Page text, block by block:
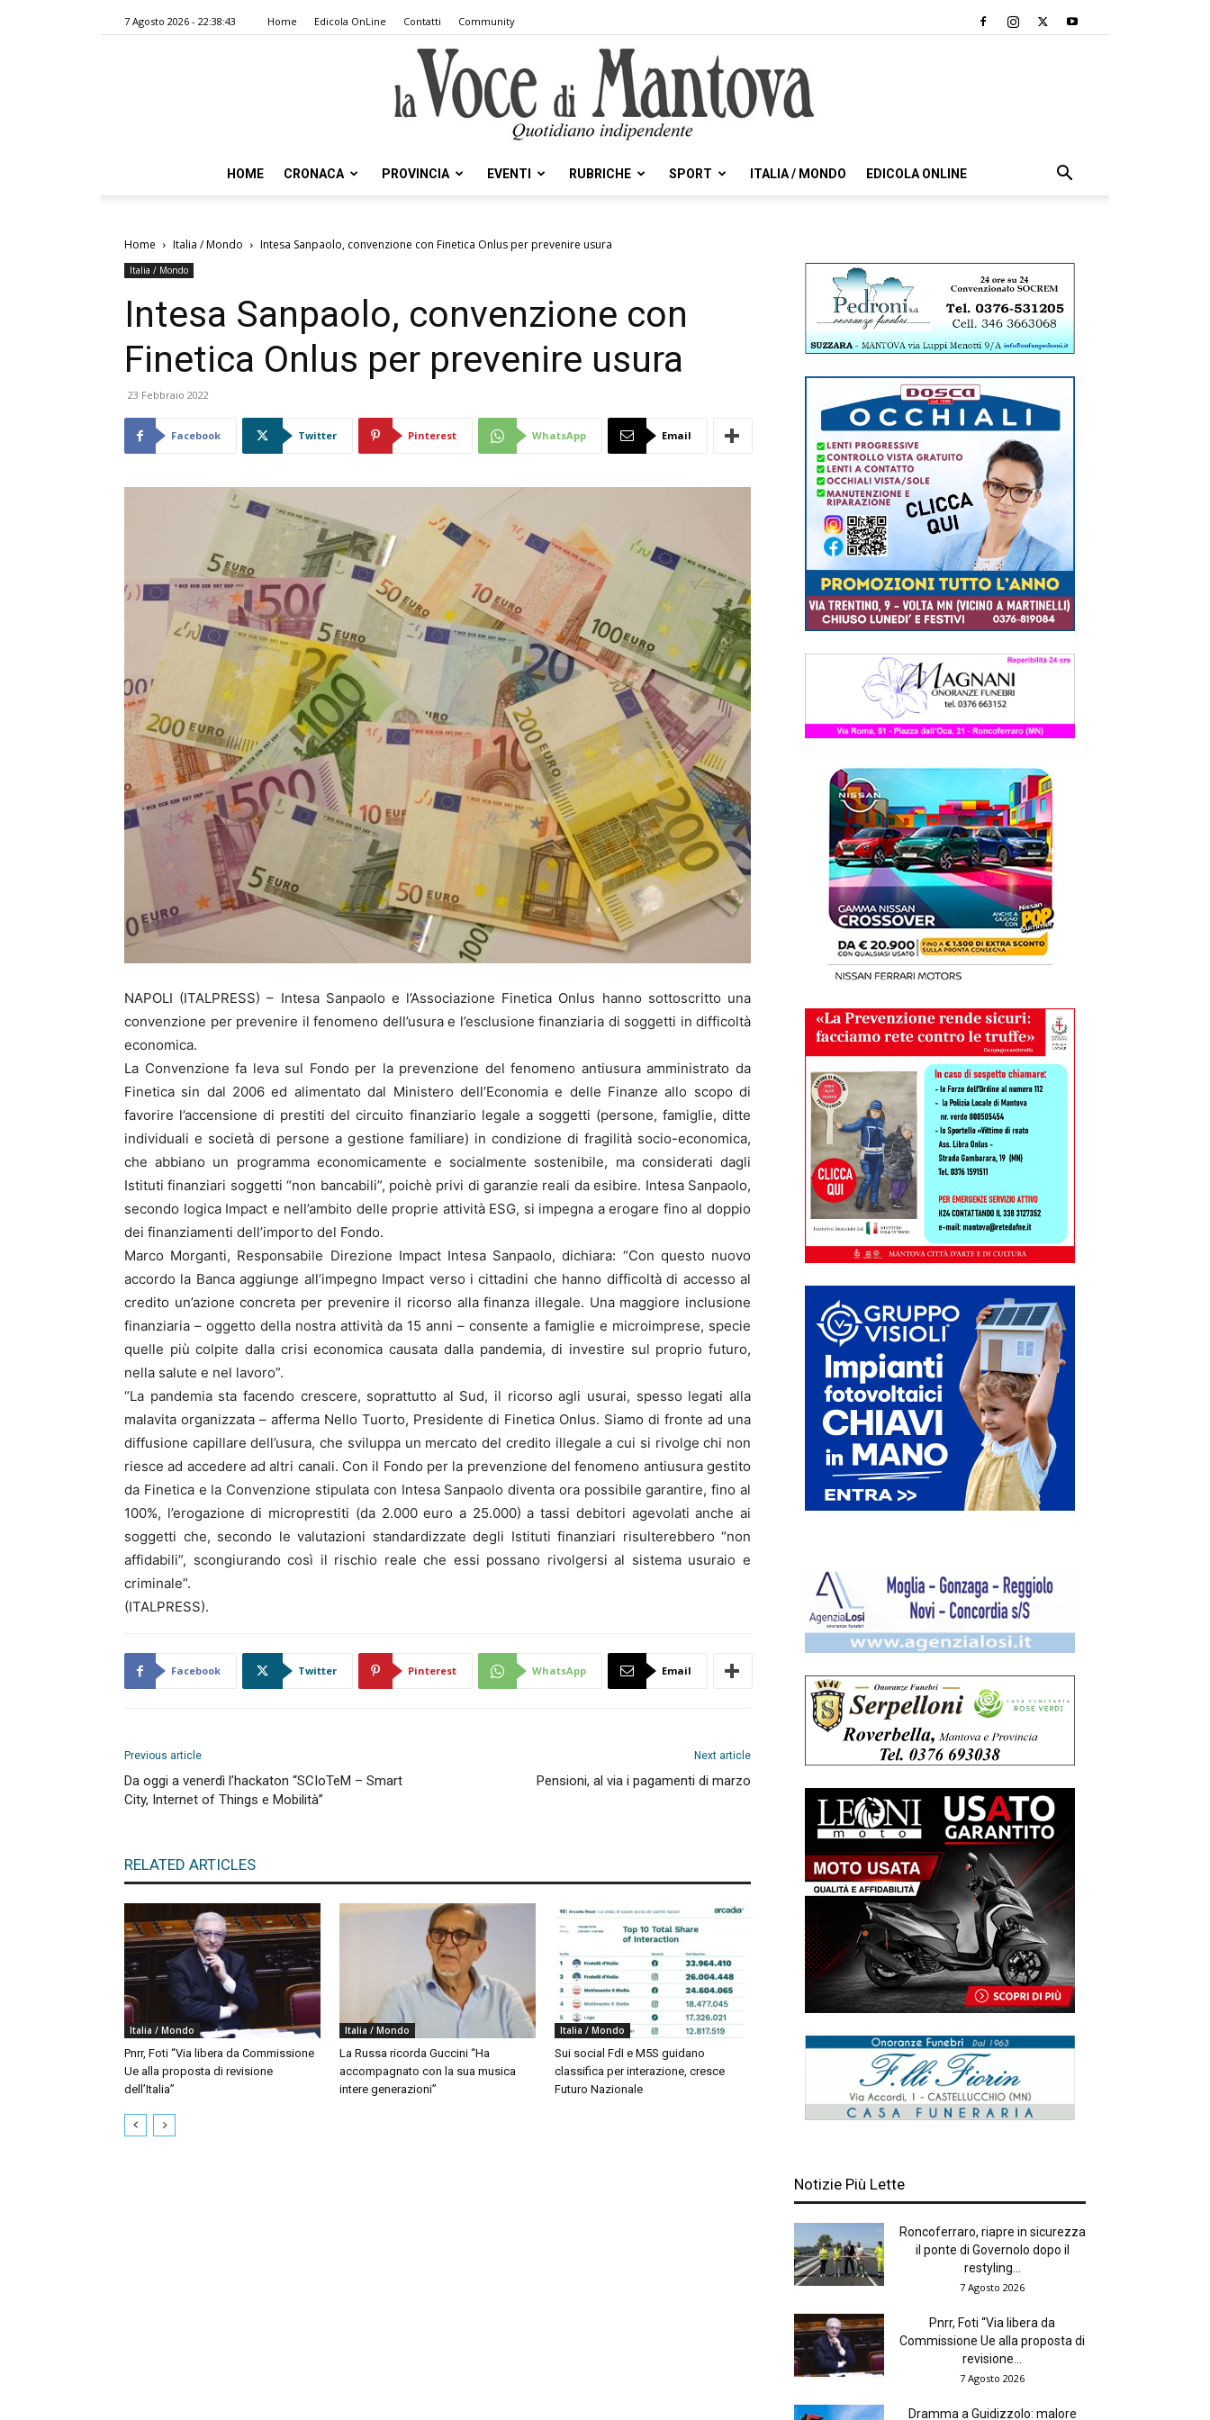
7 Agosto 2026 - 22:38:43 Home Edicola OnLine Contatti Community
Voce
Mantova
HOME CRONACA PROVINCIA EVENTI RUBRICHE SPORT ITALIA / MONDO EDICOLA ONLINE
Home Italia / Mondo Intesa Sanpaolo, convenzione con Finetica Onlus per prevenire usura
Italia / Mondo
Intesa Sanpaolo, convenzione con
Finetica Onlus per prevenire usura
23 Febbraio 2022
Facebook Twitter Pinterest WhatsApp Email
NAPOLI (ITALPRESS) – Intesa Sanpaolo e l’Associazione Finetica Onlus hanno sottoscritto una
convenzione per prevenire il fenomeno dell’usura e l’esclusione finanziaria di soggetti in difficoltà
economica.
La Convenzione fa leva sul Fondo per la prevenzione del fenomeno antiusura amministrato da
Finetica sin dal 2006 ed alimentato dal Ministero dell’Economia e delle Finanze allo scopo di
favorire l’accensione di prestiti del circuito finanziario legale a soggetti (persone, famiglie, ditte
individuali e società di persone a gestione familiare) in condizione di fragilità socio-economica,
che abbiano un programma economicamente e socialmente sostenibile, ma considerati dagli
Istituti finanziari soggetti “non bancabili”, poichè privi di garanzie reali da esibire. Intesa Sanpaolo,
secondo logica Impact e nell’ambito delle proprie attività ESG, si impegna a erogare fino al doppio
dei finanziamenti dell’importo del Fondo.
Marco Morganti, Responsabile Direzione Impact Intesa Sanpaolo, dichiara: “Con questo nuovo
accordo la Banca aggiunge all’impegno Impact verso i cittadini che hanno difficoltà di accesso al
credito un’azione concreta per prevenire il ricorso alla finanza illegale. Una maggiore inclusione
finanziaria – oggetto della nostra attività da 15 anni – consente a famiglie e microimprese, specie
quelle più colpite dalla crisi economica causata dalla pandemia, di investire sul proprio futuro,
nella salute e nel lavoro”.
“La pandemia sta facendo crescere, soprattutto al Sud, il ricorso agli usurai, spesso legati alla
malavita organizzata – afferma Nello Tuorto, Presidente di Finetica Onlus. Siamo di fronte ad una
diffusione capillare dell’usura, che sviluppa un mercato del credito illegale a cui si rivolge chi non
riesce ad accedere ad altri canali. Con il Fondo per la prevenzione del fenomeno antiusura gestito
da Finetica e la Convenzione stipulata con Intesa Sanpaolo diventa ora possibile garantire, fino al
100%, l’erogazione di microprestiti (da 2.000 euro a 25.000) a tassi debitori agevolati anche ai
soggetti che, secondo le valutazioni standardizzate degli Istituti finanziari risulterebbero “non
affidabili”, scongiurando così il rischio reale che essi possano rivolgersi al sistema usuraio e
criminale”.
(ITALPRESS).
Facebook Twitter Pinterest WhatsApp Email
Previous article
Da oggi a venerdì l’hackaton “SCIoTeM – Smart
City, Internet of Things e Mobilità”
Next article
Pensioni, al via i pagamenti di marzo
RELATED ARTICLES
Italia / Mondo
Pnrr, Foti “Via libera da Commissione
Ue alla proposta di revisione
dell’Italia”
Italia / Mondo
La Russa ricorda Guccini “Ha
accompagnato con la sua musica
intere generazioni”
Italia / Mondo
Sui social FdI e M5S guidano
classifica per interazione, cresce
Futuro Nazionale
Notizie Più Lette
Roncoferraro, riapre in sicurezza
il ponte di Governolo dopo il
restyling...
7 Agosto 2026
Pnrr, Foti “Via libera da
Commissione Ue alla proposta di
revisione...
7 Agosto 2026
Dramma a Guidizzolo: malore